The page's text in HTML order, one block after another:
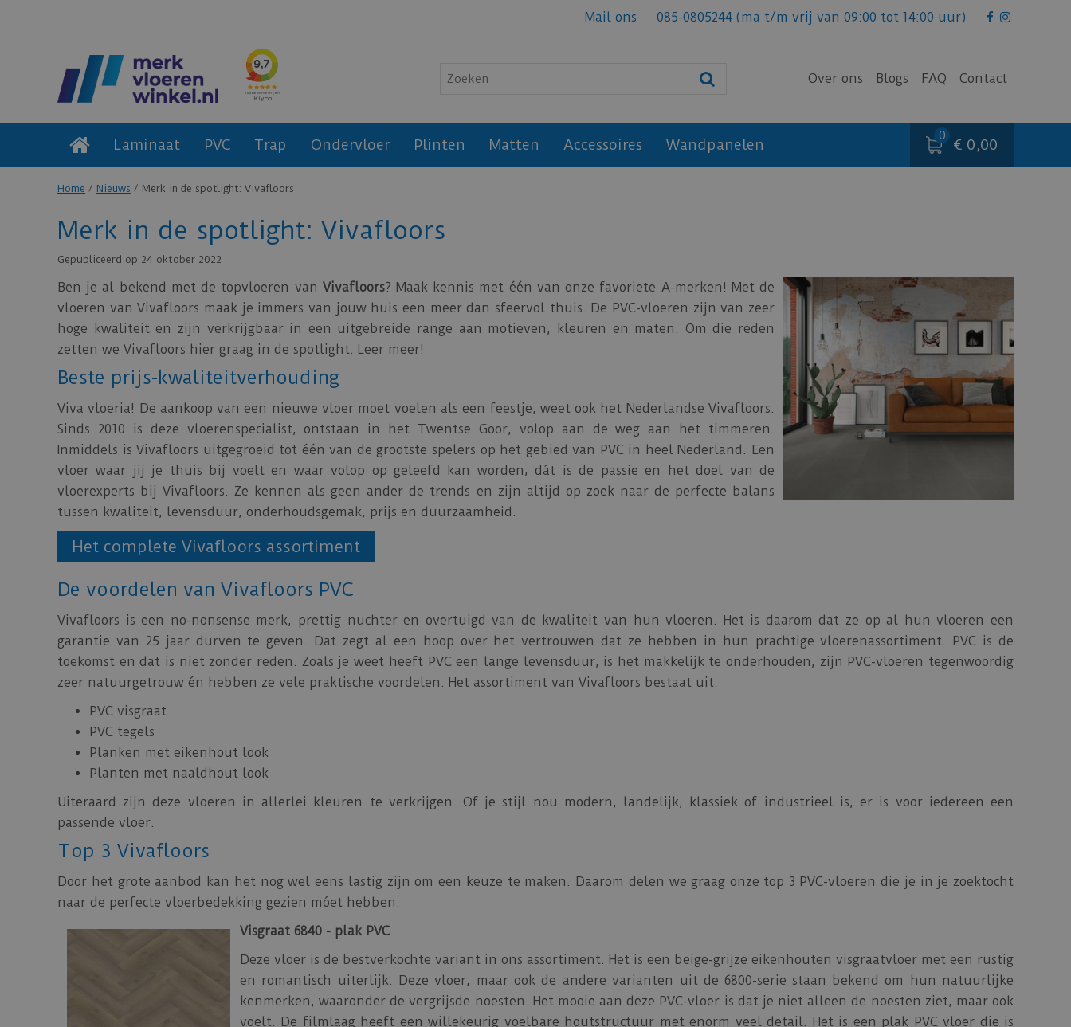
Home Nieuws Merk in de spotlight: Vivafloors
Mail ons 085-0805244 (ma t/m vrij van 09:00 tot 14:00 uur)
Over ons Blogs FAQ Contact
Laminaat PVC Trap Ondervloer Plinten Matten Accessoires Wandpanelen € 0,00
Merk in de spotlight: Vivafloors
Gepubliceerd op 24 oktober 2022
Ben je al bekend met de topvloeren van Vivafloors? Maak kennis met één van onze favoriete A-merken! Met de
vloeren van Vivafloors maak je immers van jouw huis een meer dan sfeervol thuis. De PVC-vloeren zijn van zeer
hoge kwaliteit en zijn verkrijgbaar in een uitgebreide range aan motieven, kleuren en maten. Om die reden
zetten we Vivafloors hier graag in de spotlight. Leer meer!
Beste prijs-kwaliteitverhouding
Viva vloeria! De aankoop van een nieuwe vloer moet voelen als een feestje, weet ook het Nederlandse Vivafloors.
Sinds 2010 is deze vloerenspecialist, ontstaan in het Twentse Goor, volop aan de weg aan het timmeren.
Inmiddels is Vivafloors uitgegroeid tot één van de grootste spelers op het gebied van PVC in heel Nederland. Een
vloer waar jij je thuis bij voelt en waar volop op geleefd kan worden; dát is de passie en het doel van de
vloerexperts bij Vivafloors. Ze kennen als geen ander de trends en zijn altijd op zoek naar de perfecte balans
tussen kwaliteit, levensduur, onderhoudsgemak, prijs en duurzaamheid.
Het complete Vivafloors assortiment
De voordelen van Vivafloors PVC
Vivafloors is een no-nonsense merk, prettig nuchter en overtuigd van de kwaliteit van hun vloeren. Het is daarom dat ze op al hun vloeren een
garantie van 25 jaar durven te geven. Dat zegt al een hoop over het vertrouwen dat ze hebben in hun prachtige vloerenassortiment. PVC is de
toekomst en dat is niet zonder reden. Zoals je weet heeft PVC een lange levensduur, is het makkelijk te onderhouden, zijn PVC-vloeren tegenwoordig
zeer natuurgetrouw én hebben ze vele praktische voordelen. Het assortiment van Vivafloors bestaat uit:
PVC visgraat
PVC tegels
Planken met eikenhout look
Planten met naaldhout look
Uiteraard zijn deze vloeren in allerlei kleuren te verkrijgen. Of je stijl nou modern, landelijk, klassiek of industrieel is, er is voor iedereen een
passende vloer.
Top 3 Vivafloors
Door het grote aanbod kan het nog wel eens lastig zijn om een keuze te maken. Daarom delen we graag onze top 3 PVC-vloeren die je in je zoektocht
naar de perfecte vloerbedekking gezien móet hebben.
Visgraat 6840 - plak PVC
Deze vloer is de bestverkochte variant in ons assortiment. Het is een beige-grijze eikenhouten visgraatvloer met een rustig
en romantisch uiterlijk. Deze vloer, maar ook de andere varianten uit de 6800-serie staan bekend om hun natuurlijke
kenmerken, waaronder de vergrijsde noesten. Het mooie aan deze PVC-vloer is dat je niet alleen de noesten ziet, maar ook
voelt. De filmlaag heeft een willekeurig voelbare houtstructuur met enorm veel detail. Het is een plak PVC vloer die is